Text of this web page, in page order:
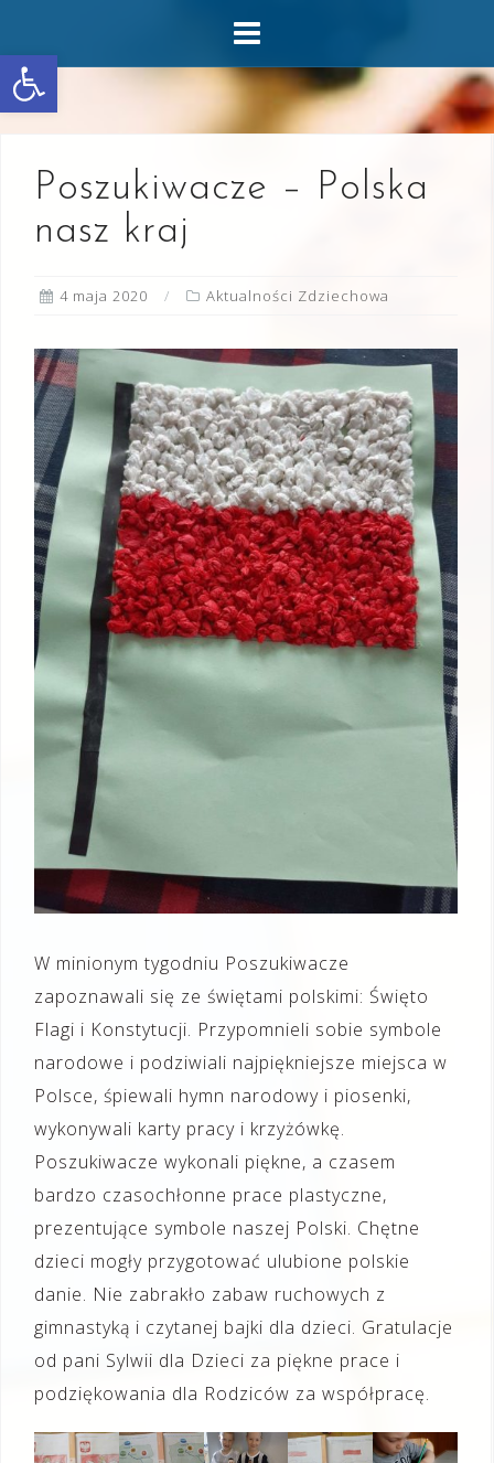
Otwórz pasek narzędzi
content
Poszukiwacze – Polska
nasz kraj
4 maja 2020 Aktualności Zdziechowa
W minionym tygodniu Poszukiwacze
zapoznawali się ze świętami polskimi: Święto
Flagi i Konstytucji. Przypomnieli sobie symbole
narodowe i podziwiali najpiękniejsze miejsca w
Polsce, śpiewali hymn narodowy i piosenki,
wykonywali karty pracy i krzyżówkę.
Poszukiwacze wykonali piękne, a czasem
bardzo czasochłonne prace plastyczne,
prezentujące symbole naszej Polski. Chętne
dzieci mogły przygotować ulubione polskie
danie. Nie zabrakło zabaw ruchowych z
gimnastyką i czytanej bajki dla dzieci. Gratulacje
od pani Sylwii dla Dzieci za piękne prace i
podziękowania dla Rodziców za współpracę.